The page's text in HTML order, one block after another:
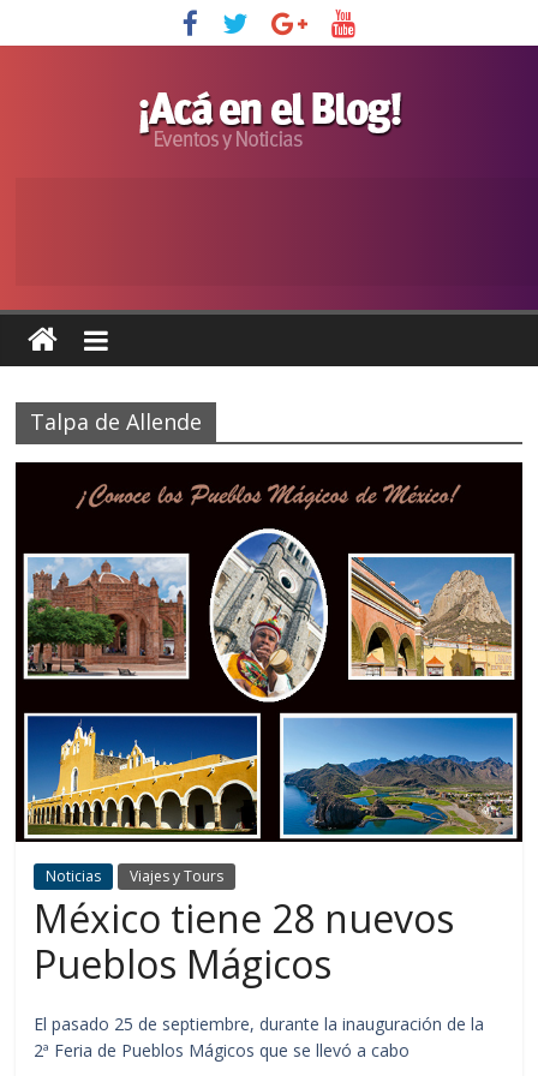
Talpa de Allende
Noticias Viajes y Tours
México tiene 28 nuevos
Pueblos Mágicos
El pasado 25 de septiembre, durante la inauguración de la
2ª Feria de Pueblos Mágicos que se llevó a cabo